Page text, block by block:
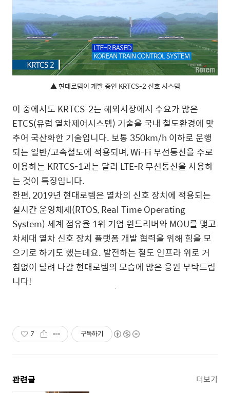
▲ 현대로템이 개발 중인 KRTCS-2 신호 시스템
이 중에서도 KRTCS-2는 해외시장에서 수요가 많은
ETCS(유럽 열차제어시스템) 기술을 국내 철도환경에 맞
추어 국산화한 기술입니다. 보통 350km/h 이하로 운행
되는 일반/고속철도에 적용되며, Wi-Fi 무선통신을 주로
이용하는 KRTCS-1과는 달리 LTE-R 무선통신을 사용하
는 것이 특징입니다.
한편, 2019년 현대로템은 열차의 신호 장치에 적용되는
실시간 운영체제(RTOS, Real Time Operating
System) 세계 점유율 1위 기업 윈드리버와 MOU를 맺고
차세대 열차 신호 장치 플랫폼 개발 협력을 위해 힘을 모
으기로 하기도 했는데요. 발전하는 철도 인프라 위로 거
침없이 달려 나갈 현대로템의 모습에 많은 응원 부탁드립
니다!
7 구독하기
관련글 더보기